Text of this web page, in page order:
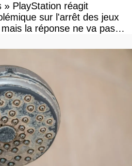
» PlayStation réagit
sur l'arrêt des jeux
la réponse ne va pas